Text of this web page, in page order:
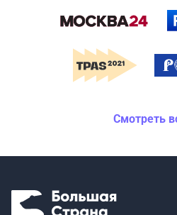
Смотреть